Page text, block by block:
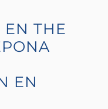
EN THE
EN